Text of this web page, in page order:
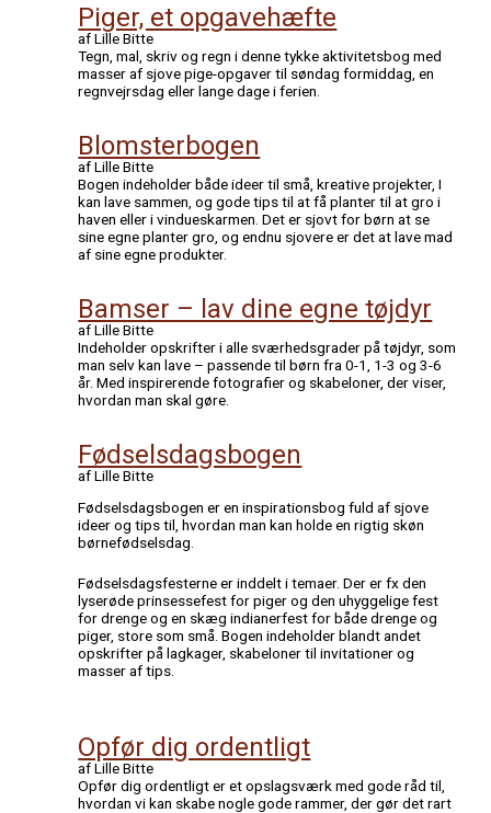
Piger, et opgavehæfte
af Lille Bitte
Tegn, mal, skriv og regn i denne tykke aktivitetsbog med
masser af sjove pige-opgaver til søndag formiddag, en
regnvejrsdag eller lange dage i ferien.
Blomsterbogen
af Lille Bitte
Bogen indeholder både ideer til små, kreative projekter, I
kan lave sammen, og gode tips til at få planter til at gro i
haven eller i vindueskarmen. Det er sjovt for børn at se
sine egne planter gro, og endnu sjovere er det at lave mad
af sine egne produkter.
Bamser – lav dine egne tøjdyr
af Lille Bitte
Indeholder opskrifter i alle sværhedsgrader på tøjdyr, som
man selv kan lave – passende til børn fra 0-1, 1-3 og 3-6
år. Med inspirerende fotografier og skabeloner, der viser,
hvordan man skal gøre.
Fødselsdagsbogen
af Lille Bitte
Fødselsdagsbogen er en inspirationsbog fuld af sjove
ideer og tips til, hvordan man kan holde en rigtig skøn
børnefødselsdag.
Fødselsdagsfesterne er inddelt i temaer. Der er fx den
lyserøde prinsessefest for piger og den uhyggelige fest
for drenge og en skæg indianerfest for både drenge og
piger, store som små. Bogen indeholder blandt andet
opskrifter på lagkager, skabeloner til invitationer og
masser af tips.
Opfør dig ordentligt
af Lille Bitte
Opfør dig ordentligt er et opslagsværk med gode råd til,
hvordan vi kan skabe nogle gode rammer, der gør det rart